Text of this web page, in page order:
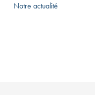
Notre actualité